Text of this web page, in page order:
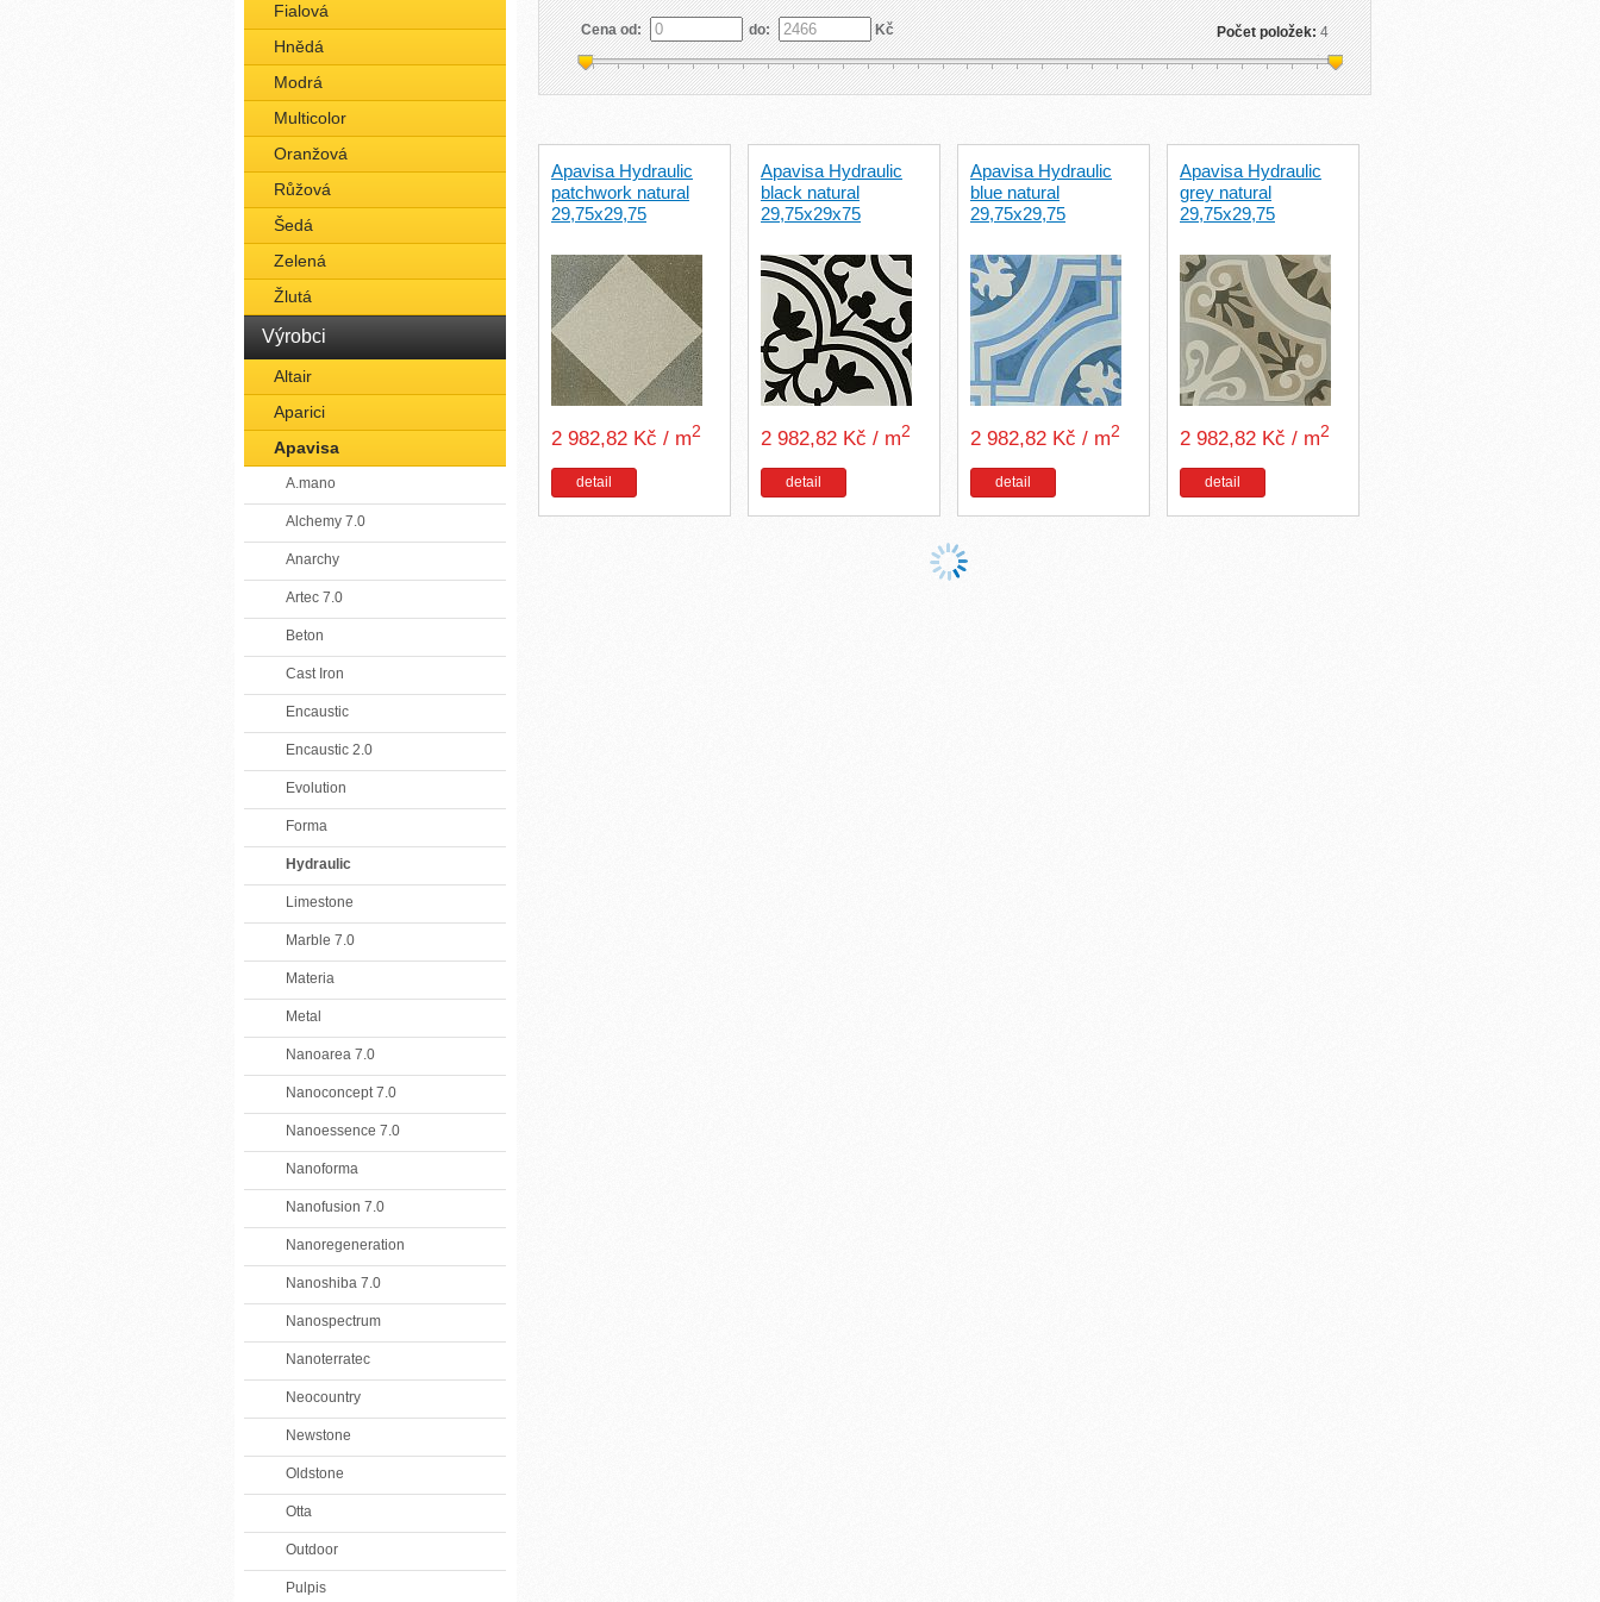
Fialová
Hnědá
Modrá
Multicolor
Oranžová
Růžová
Šedá
Zelená
Žlutá
Výrobci
Altair
Aparici
Apavisa
A.mano
Alchemy 7.0
Anarchy
Artec 7.0
Beton
Cast Iron
Encaustic
Encaustic 2.0
Evolution
Forma
Hydraulic
Limestone
Marble 7.0
Materia
Metal
Nanoarea 7.0
Nanoconcept 7.0
Nanoessence 7.0
Nanoforma
Nanofusion 7.0
Nanoregeneration
Nanoshiba 7.0
Nanospectrum
Nanoterratec
Neocountry
Newstone
Oldstone
Otta
Outdoor
Pulpis
Cena od: do: Kč Počet položek:4
Apavisa Hydraulic
patchwork natural
29,75x29,75
2 982,82 Kč / m2
detail
Apavisa Hydraulic
black natural
29,75x29x75
2 982,82 Kč / m2
detail
Apavisa Hydraulic
blue natural
29,75x29,75
2 982,82 Kč / m2
detail
Apavisa Hydraulic
grey natural
29,75x29,75
2 982,82 Kč / m2
detail